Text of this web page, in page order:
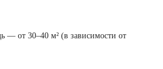
— от 30–40 м² (в зависимости от